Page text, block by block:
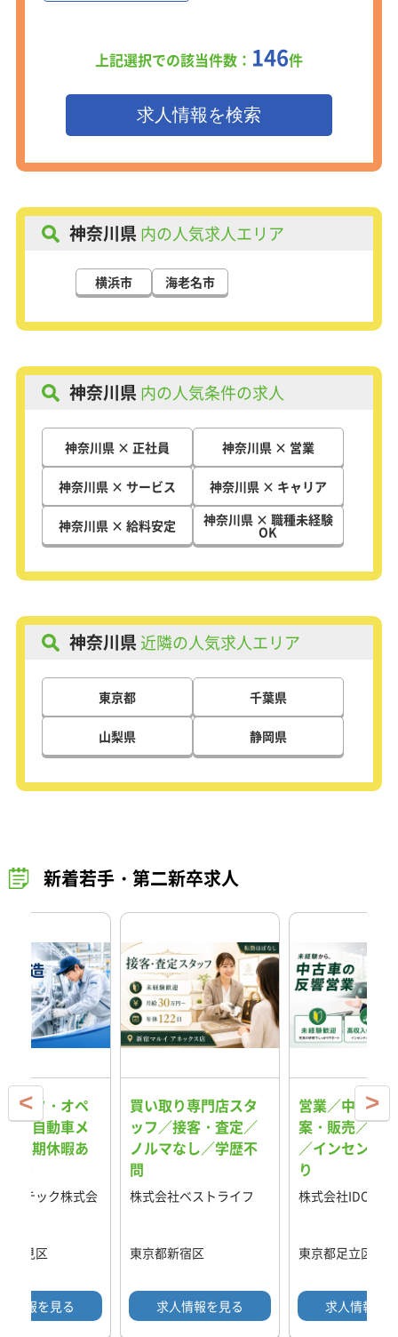
上記選択での該当件数： 146件
神奈川県 内の人気求人エリア
横浜市 海老名市
神奈川県 内の人気条件の求人
神奈川県 × 正社員 神奈川県 × 営業
神奈川県 × サービス 神奈川県 × キャリア
神奈川県 × 給料安定 神奈川県 × 職種未経験
OK
神奈川県 近隣の人気求人エリア
東京都 千葉県
山梨県 静岡県
新着若手・第二新卒求人
ッフ・オペ
／自動車メ
長期休暇あ
寮
・テック株式会
鶴見区
情報を見る
買い取り専門店スタ
ッフ／接客・査定／
ノルマなし／学歴不
問
株式会社ベストライフ
東京都新宿区
求人情報を見る
営業／中古車
案・販売／反
／インセンテ
り
株式会社IDOM
東京都足立区
求人情報を